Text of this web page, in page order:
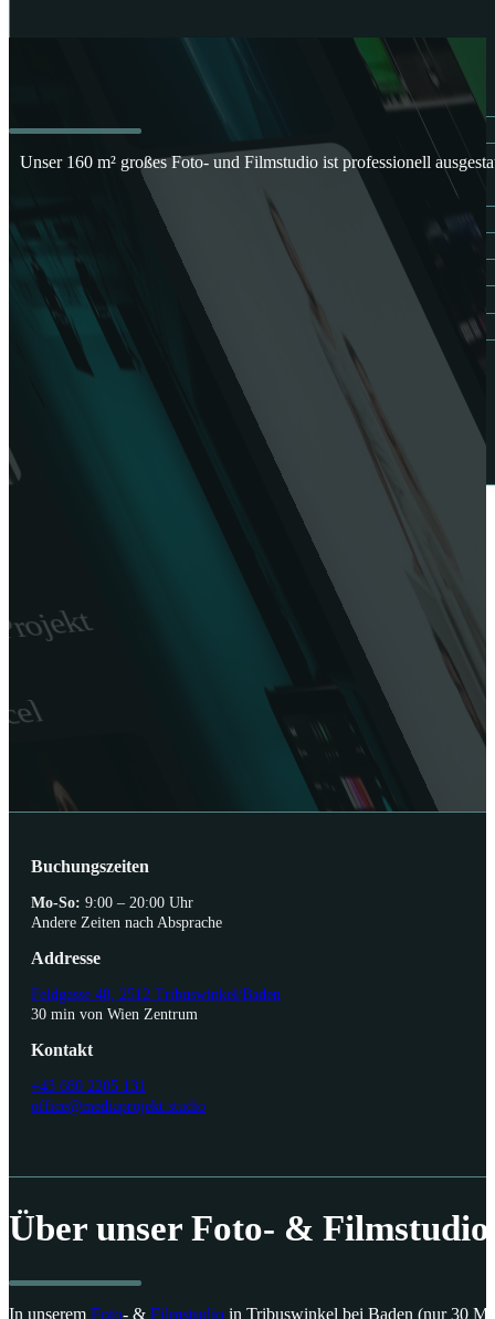
Ausstattung
Basisaustattung
Studio
Filmstudio mieten
Greenscreen Studio mieten
Blackscreen Studio mieten
Fotostudio mieten
Vortragssaal mieten
Kundenprojekte
Buchungsanfrage
Unser 160 m² großes Foto- und Filmstudio ist professionell
Buchungszeiten
Mo-So: 9:00 – 20:00 Uhr
Andere Zeiten nach Absprache
Addresse
Feldgasse 48, 2512 Tribuswinkel/Baden
30 min von Wien Zentrum
Kontakt
+43 680 2205 131
office@mediaprojekt.studio
Über unser Foto- & Filmstudio